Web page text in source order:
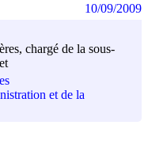
chargé de la sous-
et de la
10/09/2009